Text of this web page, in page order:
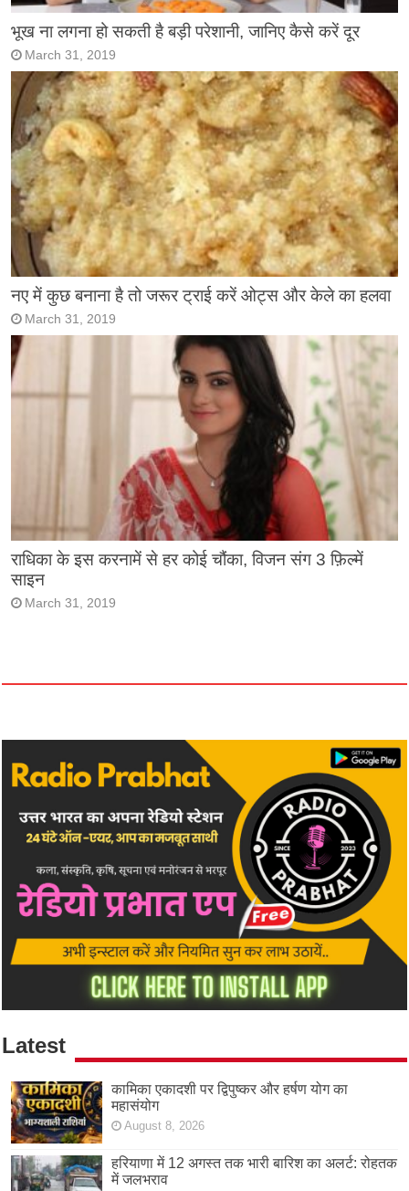
भूख ना लगना हो सकती है बड़ी परेशानी, जानिए कैसे करें दूर
March 31, 2019
नए में कुछ बनाना है तो जरूर ट्राई करें ओट्स और केले का हलवा
March 31, 2019
राधिका के इस करनामें से हर कोई चौंका, विजन संग 3 फ़िल्में
साइन
March 31, 2019
Latest
कामिका एकादशी पर द्विपुष्कर और हर्षण योग का
महासंयोग
August 8, 2026
हरियाणा में 12 अगस्त तक भारी बारिश का अलर्ट: रोहतक
में जलभराव